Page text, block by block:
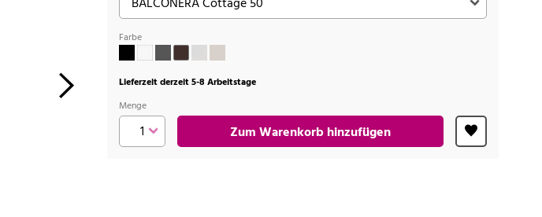
Farbe
Lieferzeit derzeit 5-8 Arbeitstage
Menge
Zum Warenkorb hinzufügen